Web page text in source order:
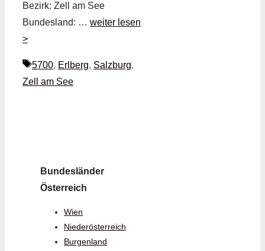
Bezirk: Zell am See
Bundesland: … weiter lesen
>
Schlagwörter
5700, Erlberg, Salzburg,
Zell am See
Bundesländer
Österreich
Wien
Niederösterreich
Burgenland